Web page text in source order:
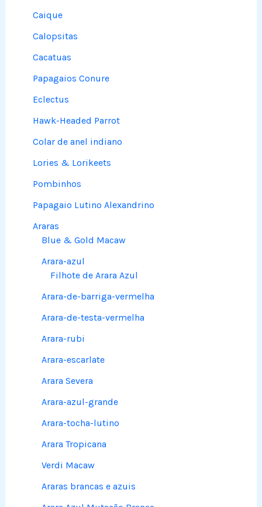
Caique
Calopsitas
Cacatuas
Papagaios Conure
Eclectus
Hawk-Headed Parrot
Colar de anel indiano
Lories & Lorikeets
Pombinhos
Papagaio Lutino Alexandrino
Araras
Blue & Gold Macaw
Arara-azul
Filhote de Arara Azul
Arara-de-barriga-vermelha
Arara-de-testa-vermelha
Arara-rubi
Arara-escarlate
Arara Severa
Arara-azul-grande
Arara-tocha-lutino
Arara Tropicana
Verdi Macaw
Araras brancas e azuis